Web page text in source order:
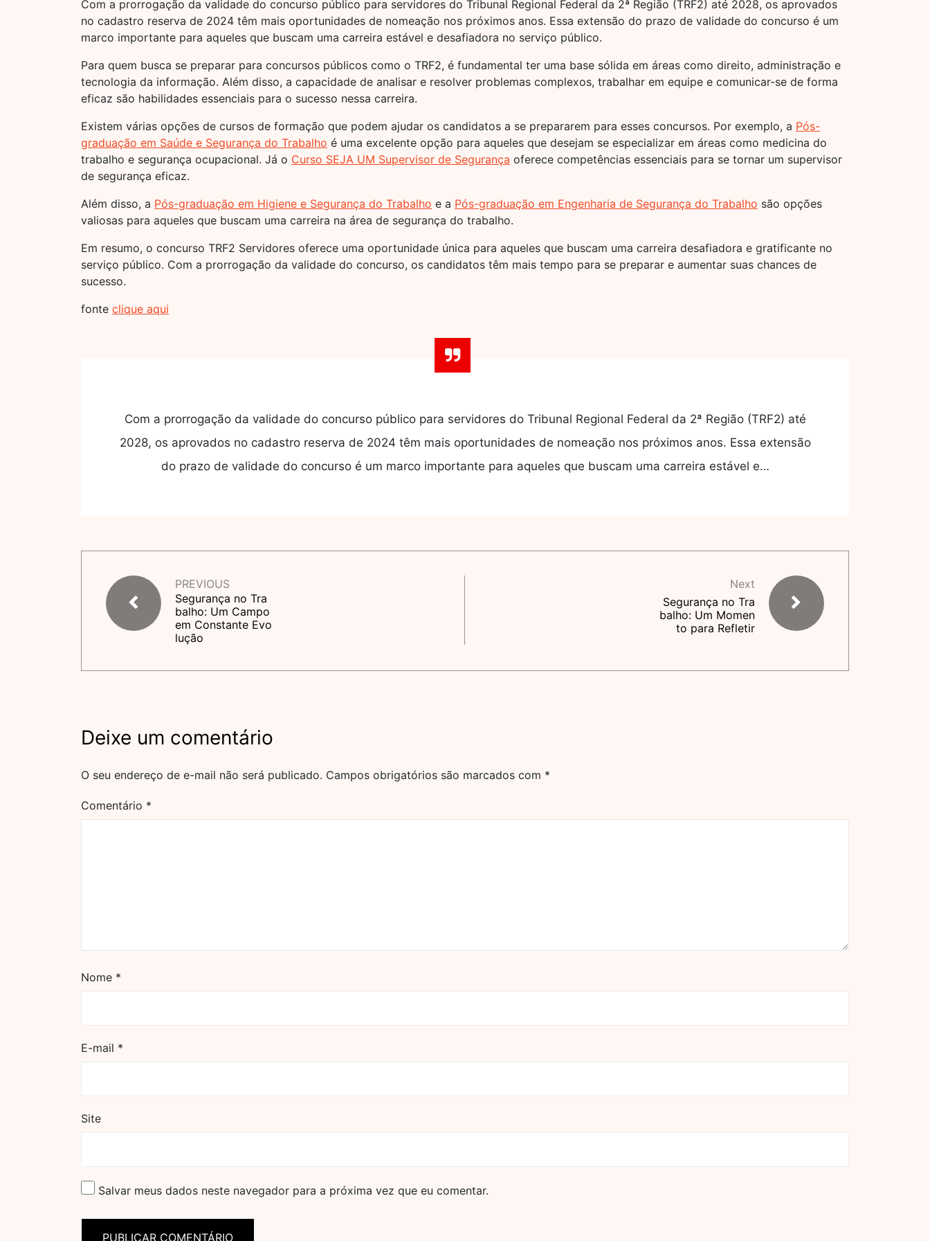
Com a prorrogação da validade do concurso público para servidores do Tribunal Regional Federal da 2ª Região (TRF2) até 2028, os aprovados
no cadastro reserva de 2024 têm mais oportunidades de nomeação nos próximos anos. Essa extensão do prazo de validade do concurso é um
marco importante para aqueles que buscam uma carreira estável e desafiadora no serviço público.
Para quem busca se preparar para concursos públicos como o TRF2, é fundamental ter uma base sólida em áreas como direito, administração e
tecnologia da informação. Além disso, a capacidade de analisar e resolver problemas complexos, trabalhar em equipe e comunicar-se de forma
eficaz são habilidades essenciais para o sucesso nessa carreira.
Existem várias opções de cursos de formação que podem ajudar os candidatos a se prepararem para esses concursos. Por exemplo, a Pós-
graduação em Saúde e Segurança do Trabalho é uma excelente opção para aqueles que desejam se especializar em áreas como medicina do
trabalho e segurança ocupacional. Já o Curso SEJA UM Supervisor de Segurança oferece competências essenciais para se tornar um supervisor
de segurança eficaz.
Além disso, a Pós-graduação em Higiene e Segurança do Trabalho e a Pós-graduação em Engenharia de Segurança do Trabalho são opções
valiosas para aqueles que buscam uma carreira na área de segurança do trabalho.
Em resumo, o concurso TRF2 Servidores oferece uma oportunidade única para aqueles que buscam uma carreira desafiadora e gratificante no
serviço público. Com a prorrogação da validade do concurso, os candidatos têm mais tempo para se preparar e aumentar suas chances de
sucesso.
fonte clique aqui
Com a prorrogação da validade do concurso público para servidores do Tribunal Regional Federal da 2ª Região (TRF2) até
2028, os aprovados no cadastro reserva de 2024 têm mais oportunidades de nomeação nos próximos anos. Essa extensão
do prazo de validade do concurso é um marco importante para aqueles que buscam uma carreira estável e…
PREVIOUS
Segurança no Tra
balho: Um Campo
em Constante Evo
lução
Next
Segurança no Tra
balho: Um Momen
to para Refletir
Deixe um comentário
O seu endereço de e-mail não será publicado. Campos obrigatórios são marcados com *
Comentário *
Nome *
E-mail *
Site
Salvar meus dados neste navegador para a próxima vez que eu comentar.